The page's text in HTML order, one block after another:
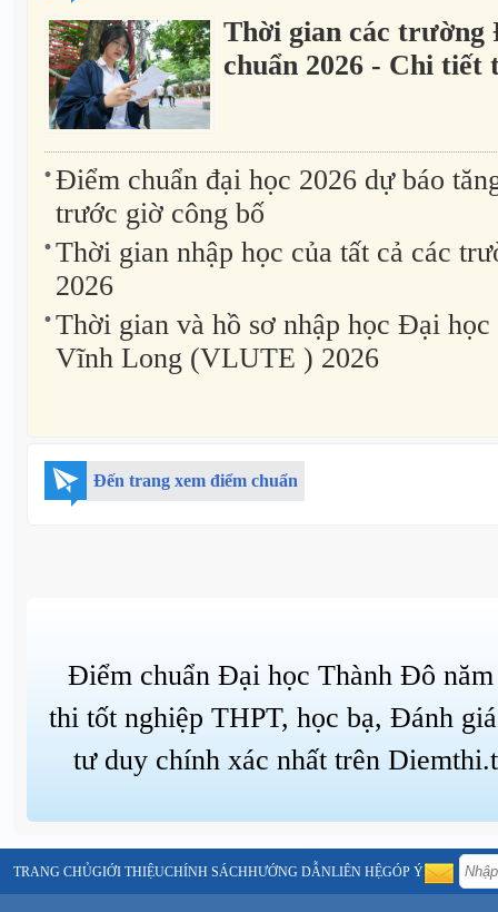
Thời gian các trường
chuẩn 2026 - Chi
Điểm chuẩn đại học 2026 dự báo
trước giờ công bố
Thời gian nhập học của tất cả các
2026
Thời gian và hồ sơ nhập học Đại
Vĩnh Long (VLUTE ) 2026
Đến trang xem điểm chuẩn
Điểm chuẩn Đại học Thành Đô năm
thi tốt nghiệp THPT, học bạ, Đánh
tư duy chính xác nhất trên
TRANG CHỦGIỚI THIỆUCHÍNH SÁCHHƯỚNG DẪNLIÊN HỆGÓP Ý